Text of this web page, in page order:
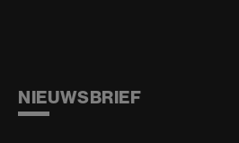
NIEUWSBRIEF